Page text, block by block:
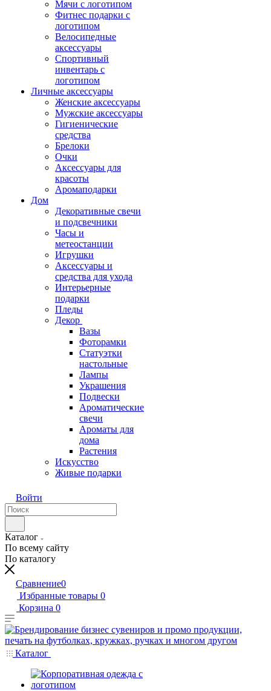
Мячи с логотипом
Фитнес подарки с
логотипом
Велосипедные
аксессуары
Спортивный
инвентарь с
логотипом
Личные аксессуары
Женские аксессуары
Мужские аксессуары
Гигиенические
средства
Брелоки
Очки
Аксессуары для
красоты
Аромаподарки
Дом
Декоративные свечи
и подсвечники
Часы и
метеостанции
Игрушки
Аксессуары и
средства для ухода
Интерьерные
подарки
Пледы
Декор
Вазы
Фоторамки
Статуэтки
настольные
Лампы
Украшения
Подвески
Ароматические
свечи
Ароматы для
дома
Растения
Искусство
Живые подарки
Войти
Каталог
По всему сайту
По каталогу
Сравнение0
Избранные товары 0
Корзина 0
Каталог